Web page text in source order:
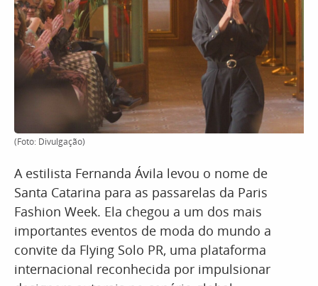
(Foto: Divulgação)
A estilista Fernanda Ávila levou o nome de
Santa Catarina para as passarelas da Paris
Fashion Week. Ela chegou a um dos mais
importantes eventos de moda do mundo a
convite da Flying Solo PR, uma plataforma
internacional reconhecida por impulsionar